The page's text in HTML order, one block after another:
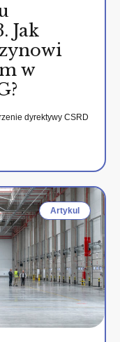
Jak
w
dyrektywy CSRD
Artykul